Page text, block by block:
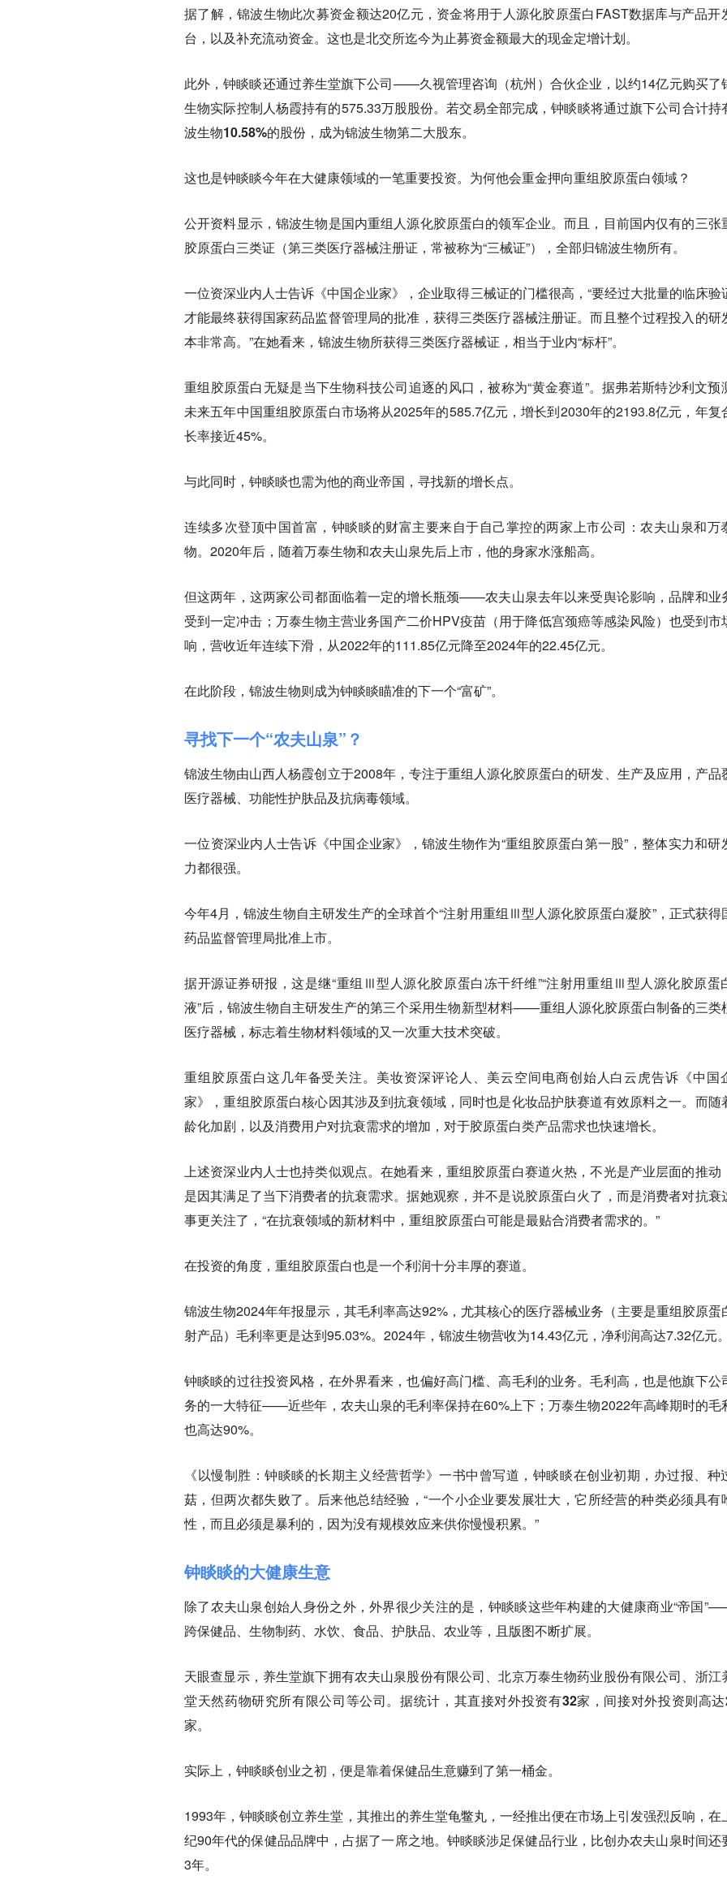
据了解，锦波生物此次募资金额达20亿元，资金将用于人源化胶原蛋白FAST数据库与产品开
台，以及补充流动资金。这也是北交所迄今为止募资金额最大的现金定增计划。
此外，钟睒睒还通过养生堂旗下公司——久视管理咨询（杭州）合伙企业，以约14亿元购买了
生物实际控制人杨霞持有的575.33万股股份。若交易全部完成，钟睒睒将通过旗下公司合计持
波生物10.58%的股份，成为锦波生物第二大股东。
这也是钟睒睒今年在大健康领域的一笔重要投资。为何他会重金押向重组胶原蛋白领域？
公开资料显示，锦波生物是国内重组人源化胶原蛋白的领军企业。而且，目前国内仅有的三张
胶原蛋白三类证（第三类医疗器械注册证，常被称为“三械证”），全部归锦波生物所有。
一位资深业内人士告诉《中国企业家》，企业取得三械证的门槛很高，“要经过大批量的临床验
才能最终获得国家药品监督管理局的批准，获得三类医疗器械注册证。而且整个过程投入的研
本非常高。”在她看来，锦波生物所获得三类医疗器械证，相当于业内“标杆”。
重组胶原蛋白无疑是当下生物科技公司追逐的风口，被称为“黄金赛道”。据弗若斯特沙利文预
未来五年中国重组胶原蛋白市场将从2025年的585.7亿元，增长到2030年的2193.8亿元，年复
长率接近45%。
与此同时，钟睒睒也需为他的商业帝国，寻找新的增长点。
连续多次登顶中国首富，钟睒睒的财富主要来自于自己掌控的两家上市公司：农夫山泉和万
物。2020年后，随着万泰生物和农夫山泉先后上市，他的身家水涨船高。
但这两年，这两家公司都面临着一定的增长瓶颈——农夫山泉去年以来受舆论影响，品牌和业
受到一定冲击；万泰生物主营业务国产二价HPV疫苗（用于降低宫颈癌等感染风险）也受到市
响，营收近年连续下滑，从2022年的111.85亿元降至2024年的22.45亿元。
在此阶段，锦波生物则成为钟睒睒瞄准的下一个“富矿”。
寻找下一个“农夫山泉”？
锦波生物由山西人杨霞创立于2008年，专注于重组人源化胶原蛋白的研发、生产及应用，产品
医疗器械、功能性护肤品及抗病毒领域。
一位资深业内人士告诉《中国企业家》，锦波生物作为“重组胶原蛋白第一股”，整体实力和研
力都很强。
今年4月，锦波生物自主研发生产的全球首个“注射用重组Ⅲ型人源化胶原蛋白凝胶”，正式获得
药品监督管理局批准上市。
据开源证券研报，这是继“重组Ⅲ型人源化胶原蛋白冻干纤维”“注射用重组Ⅲ型人源化胶原蛋
液”后，锦波生物自主研发生产的第三个采用生物新型材料——重组人源化胶原蛋白制备的三类
医疗器械，标志着生物材料领域的又一次重大技术突破。
重组胶原蛋白这几年备受关注。美妆资深评论人、美云空间电商创始人白云虎告诉《中国
家》，重组胶原蛋白核心因其涉及到抗衰领域，同时也是化妆品护肤赛道有效原料之一。而随
龄化加剧，以及消费用户对抗衰需求的增加，对于胶原蛋白类产品需求也快速增长。
上述资深业内人士也持类似观点。在她看来，重组胶原蛋白赛道火热，不光是产业层面的推动
是因其满足了当下消费者的抗衰需求。据她观察，并不是说胶原蛋白火了，而是消费者对抗衰
事更关注了，“在抗衰领域的新材料中，重组胶原蛋白可能是最贴合消费者需求的。”
在投资的角度，重组胶原蛋白也是一个利润十分丰厚的赛道。
锦波生物2024年年报显示，其毛利率高达92%，尤其核心的医疗器械业务（主要是重组胶原蛋
射产品）毛利率更是达到95.03%。2024年，锦波生物营收为14.43亿元，净利润高达7.32亿元。
钟睒睒的过往投资风格，在外界看来，也偏好高门槛、高毛利的业务。毛利高，也是他旗下公
务的一大特征——近些年，农夫山泉的毛利率保持在60%上下；万泰生物2022年高峰期时的毛
也高达90%。
《以慢制胜：钟睒睒的长期主义经营哲学》一书中曾写道，钟睒睒在创业初期，办过报、种
菇，但两次都失败了。后来他总结经验，“一个小企业要发展壮大，它所经营的种类必须具有
性，而且必须是暴利的，因为没有规模效应来供你慢慢积累。 ”
钟睒睒的大健康生意
除了农夫山泉创始人身份之外，外界很少关注的是，钟睒睒这些年构建的大健康商业“帝国
跨保健品、生物制药、水饮、食品、护肤品、农业等，且版图不断扩展。
天眼查显示，养生堂旗下拥有农夫山泉股份有限公司、北京万泰生物药业股份有限公司、浙江
堂天然药物研究所有限公司等公司。据统计， 其直接对外投资有32家，间接对外投资则高
家。
实际上，钟睒睒创业之初，便是靠着保健品生意赚到了第一桶金。
1993年，钟睒睒创立养生堂，其推出的养生堂龟鳖丸，一经推出便在市场上引发强烈反响，在
纪90年代的保健品品牌中，占据了一席之地。钟睒睒涉足保健品行业，比创办农夫山泉时间还
3年。